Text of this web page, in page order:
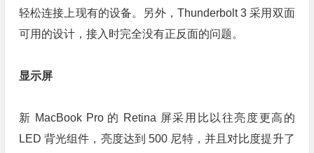
轻松连接上现有的设备。另外，Thunderbolt 3 采用双面
可用的设计，接入时完全没有正反面的问题。
显示屏
新 MacBook Pro 的 Retina 屏采用比以往亮度更高的
LED 背光组件，亮度达到 500 尼特，并且对比度提升了